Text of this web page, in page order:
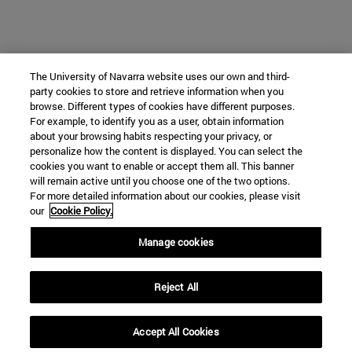
The University of Navarra website uses our own and third-
party cookies to store and retrieve information when you
browse. Different types of cookies have different purposes.
For example, to identify you as a user, obtain information
about your browsing habits respecting your privacy, or
personalize how the content is displayed. You can select the
cookies you want to enable or accept them all. This banner
will remain active until you choose one of the two options.
For more detailed information about our cookies, please visit
our Cookie Policy.
Manage cookies
Reject All
Accept All Cookies